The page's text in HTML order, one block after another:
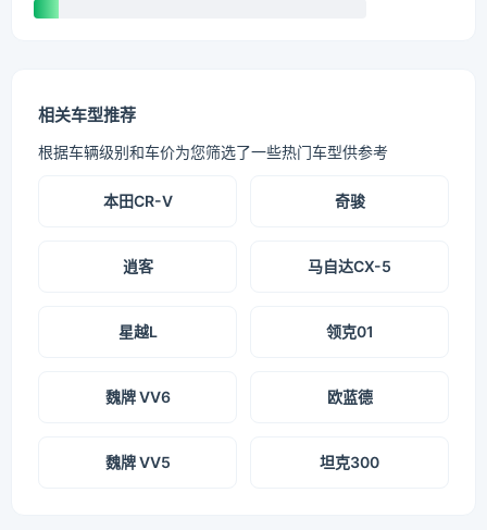
相关车型推荐
根据车辆级别和车价为您筛选了一些热门车型供参考
本田CR-V 奇骏
逍客 马自达CX-5
星越L 领克01
魏牌 VV6 欧蓝德
魏牌 VV5 坦克300